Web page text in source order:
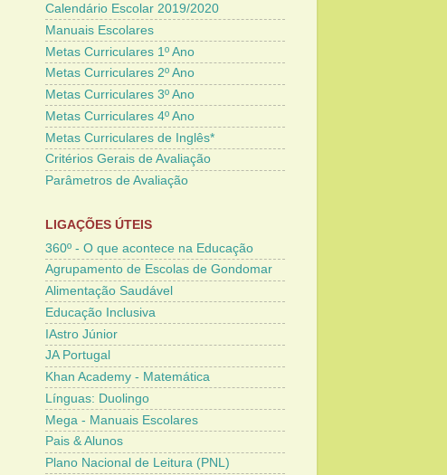
Calendário Escolar 2019/2020
Manuais Escolares
Metas Curriculares 1º Ano
Metas Curriculares 2º Ano
Metas Curriculares 3º Ano
Metas Curriculares 4º Ano
Metas Curriculares de Inglês*
Critérios Gerais de Avaliação
Parâmetros de Avaliação
LIGAÇÕES ÚTEIS
360º - O que acontece na Educação
Agrupamento de Escolas de Gondomar
Alimentação Saudável
Educação Inclusiva
IAstro Júnior
JA Portugal
Khan Academy - Matemática
Línguas: Duolingo
Mega - Manuais Escolares
Pais & Alunos
Plano Nacional de Leitura (PNL)